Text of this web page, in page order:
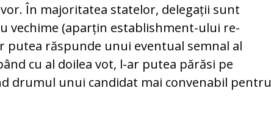
În majoritatea statelor, de­legații sunt
vechime (aparțin establishment-ului re­
putea răs­pun­de unui eventual semnal al
cu al doilea vot, l-ar putea părăsi pe
drumul unui candidat mai con­ve­nabil pentru